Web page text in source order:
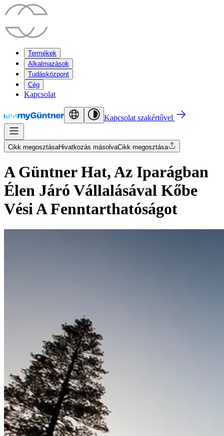
Termékek
Alkalmazások
Tudásközpont
Cég
Kapcsolat
Kapcsolat szakértővel
Cikk megosztásaHivatkozás másolvaCikk megosztása
A Güntner Hat, Az Iparágban
Élen Járó Vállalásával Kőbe
Vési A Fenntarthatóságot